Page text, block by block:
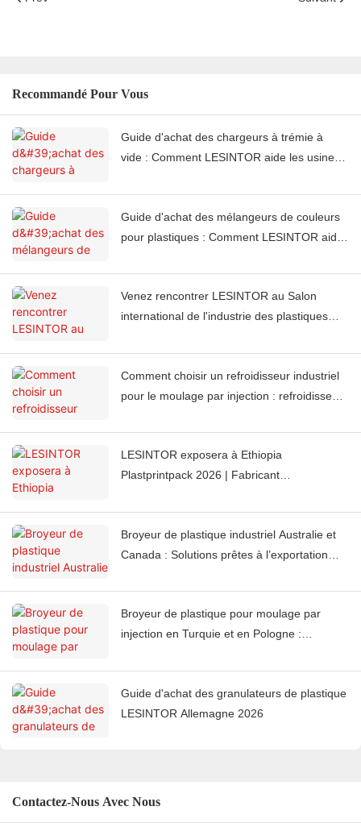
Recommandé Pour Vous
Guide d'achat des chargeurs à trémie à
vide : Comment LESINTOR aide les usines
automatiser l'alimentation en matériaux
Guide d'achat des mélangeurs de couleurs
pour plastiques : Comment LESINTOR aide
monde entier à obtenir une couleur uniforme
à chaque fois
Venez rencontrer LESINTOR au Salon
international de l'industrie des plastiques
Comment choisir un refroidisseur industriel
pour le moulage par injection : refroidisseurs
LESINTOR exposera à Ethiopia
Plastprintpack 2026 | Fabricant
Broyeur de plastique industriel Australie et
Canada : Solutions prêtes à l’exportation
Broyeur de plastique pour moulage par
injection en Turquie et en Pologne :
de moyenne et haute gamme
Guide d'achat des granulateurs de plastique
LESINTOR Allemagne 2026
Contactez-Nous Avec Nous